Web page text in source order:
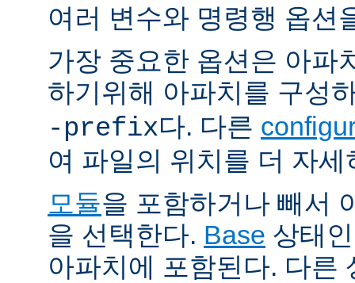
여러 변수와 명령행 옵션
가장 중요한 옵션은 아파
하기위해 아파치를 구성
-prefix다. 다른
여 파일의 위치를 더 자
모듈을 포함하거나 빼서
을 선택한다. Base 상태
아파치에 포함된다. 다른